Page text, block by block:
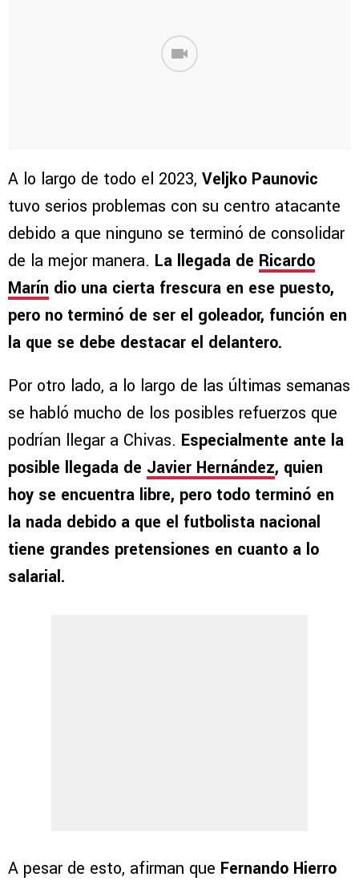
A lo largo de todo el 2023, Veljko Paunovic
tuvo serios problemas con su centro atacante
debido a que ninguno se terminó de consolidar
de la mejor manera. La llegada de Ricardo
Marín dio una cierta frescura en ese puesto,
pero no terminó de ser el goleador, función en
la que se debe destacar el delantero.
Por otro lado, a lo largo de las últimas semanas
se habló mucho de los posibles refuerzos que
podrían llegar a Chivas. Especialmente ante la
posible llegada de Javier Hernández, quien
hoy se encuentra libre, pero todo terminó en
la nada debido a que el futbolista nacional
tiene grandes pretensiones en cuanto a lo
salarial.
A pesar de esto, afirman que Fernando Hierro